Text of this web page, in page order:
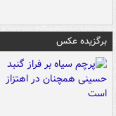
برگزیده عکس